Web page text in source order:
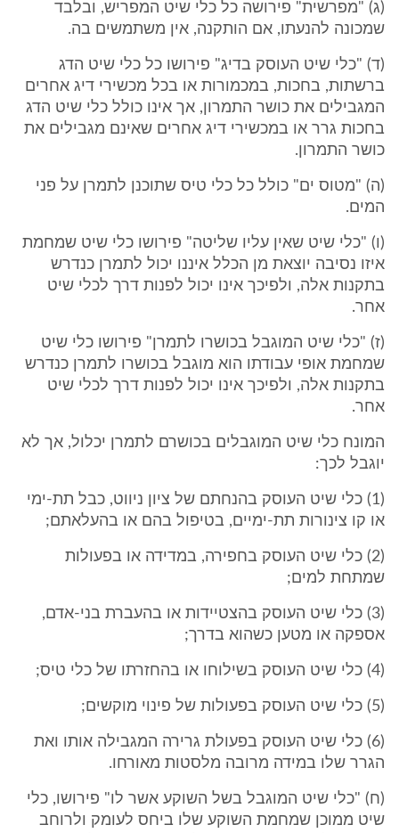
(ג) "מפרשית" פירושה כל כלי שיט המפריש, ובלבד
שמכונה להנעתו, אם הותקנה, אין משתמשים בה.
(ד) "כלי שיט העוסק בדיג" פירושו כל כלי שיט הדג
ברשתות, בחכות, במכמורות או בכל מכשירי דיג אחרים
המגבילים את כושר התמרון, אך אינו כולל כלי שיט הדג
בחכות גרר או במכשירי דיג אחרים שאינם מגבילים את
כושר התמרון.
(ה) "מטוס ים" כולל כל כלי טיס שתוכנן לתמרן על פני
המים.
(ו) "כלי שיט שאין עליו שליטה" פירושו כלי שיט שמחמת
איזו נסיבה יוצאת מן הכלל איננו יכול לתמרן כנדרש
בתקנות אלה, ולפיכך אינו יכול לפנות דרך לכלי שיט
אחר.
(ז) "כלי שיט המוגבל בכושרו לתמרן" פירושו כלי שיט
שמחמת אופי עבודתו הוא מוגבל בכושרו לתמרן כנדרש
בתקנות אלה, ולפיכך אינו יכול לפנות דרך לכלי שיט
אחר.
המונח כלי שיט המוגבלים בכושרם לתמרן יכלול, אך לא
יוגבל לכך:
(1) כלי שיט העוסק בהנחתם של ציון ניווט, כבל תת-ימי
או קו צינורות תת-ימיים, בטיפול בהם או בהעלאתם;
(2) כלי שיט העוסק בחפירה, במדידה או בפעולות
שמתחת למים;
(3) כלי שיט העוסק בהצטיידות או בהעברת בני-אדם,
אספקה או מטען כשהוא בדרך;
(4) כלי שיט העוסק בשילוחו או בהחזרתו של כלי טיס;
(5) כלי שיט העוסק בפעולות של פינוי מוקשים;
(6) כלי שיט העוסק בפעולת גרירה המגבילה אותו ואת
הגרר שלו במידה מרובה מלסטות מאורחו.
(ח) "כלי שיט המוגבל בשל השוקע אשר לו" פירושו, כלי
שיט ממוכן שמחמת השוקע שלו ביחס לעומק ולרוחב